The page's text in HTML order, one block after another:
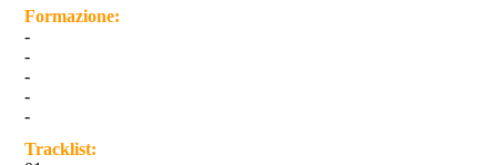
Formazione:
-
-
-
-
-
Tracklist: